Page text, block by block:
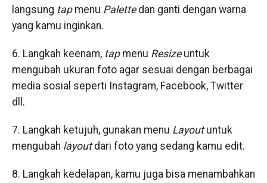
langsung tapmenu Palettedan ganti dengan warna
yang kamu inginkan.
6. Langkah keenam, tapmenu Resizeuntuk
mengubah ukuran foto agar sesuai dengan berbagai
media sosial seperti Instagram, Facebook, Twitter
dll.
7. Langkah ketujuh, gunakan menu Layoutuntuk
mengubah layoutdari foto yang sedang kamu edit.
8. Langkah kedelapan, kamu juga bisa menambahkan